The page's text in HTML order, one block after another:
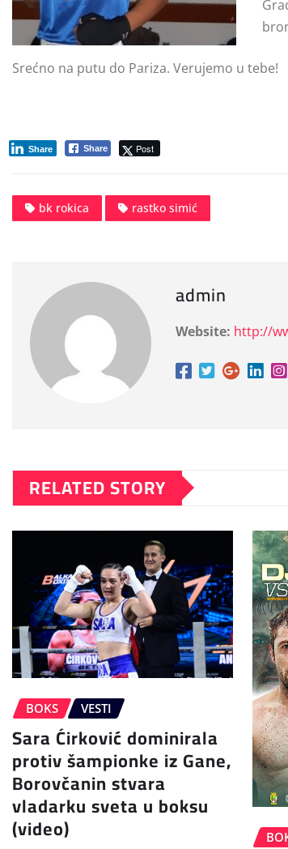
Srećno na putu do Pariza. Verujemo u tebe!
Share Post
Share
bk rokica rastko simić
admin
Website: http://
RELATED STORY
BOKS VESTI
Sara Ćirković dominirala
protiv šampionke iz Gane,
Borovčanin stvara
vladarku sveta u boksu
(video)